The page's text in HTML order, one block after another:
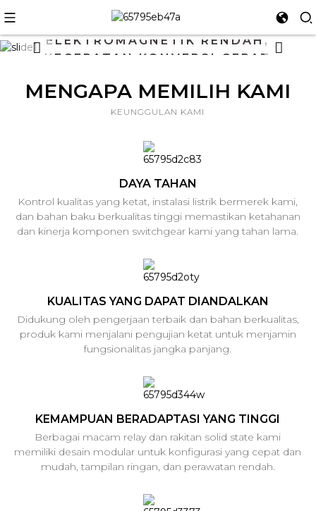
PANJANG, INTERFERENSI
ELEKTROMAGNETIK RENDAH,
KECEPATAN KONVERSI CEPAT
Lihat lebih banyak
MENGAPA MEMILIH KAMI
KEUNGGULAN KAMI
DAYA TAHAN
Kontrol kualitas yang ketat, instalasi listrik bermerek kami,
dan bahan baku berkualitas tinggi memastikan ketahanan
dan kinerja komponen switchgear kami yang tahan lama.
KUALITAS YANG DAPAT DIANDALKAN
Didukung oleh pengerjaan terbaik dan bahan berkualitas,
produk kami menjalani pengujian ketat untuk menjamin
fungsionalitas jangka panjang.
KEMAMPUAN BERADAPTASI YANG TINGGI
Berbagai macam relay dan rakitan solid state kami
memiliki desain modular untuk konfigurasi yang cepat dan
mudah, tampilan ringan, dan perawatan rendah.